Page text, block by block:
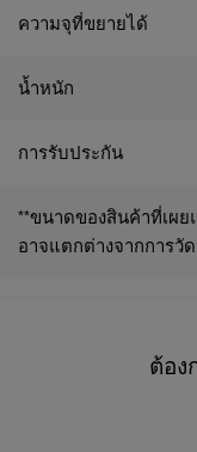
ความจุที่ขยายได้
น้ำหนัก
การรับประกัน
**ขนาดของสินค้าที่เผย
อาจแตกต่างจากการวั
ต้อง